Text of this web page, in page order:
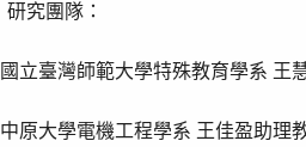
研究團隊：
國立臺灣師範大學特殊教育學系 王
中原大學電機工程學系 王佳盈助理